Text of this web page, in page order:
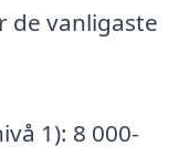
de vanligaste
1): 8 000-